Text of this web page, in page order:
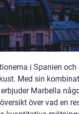
i Spanien och
Med sin
Marbella
över vad en